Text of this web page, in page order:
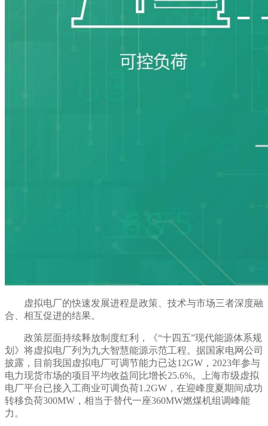
虚拟电厂的快速发展进程是政策、技术与市场三者深度融
合、相互促进的结果。
政策层面持续释放制度红利，《“十四五”现代能源体系规
划》将虚拟电厂列为九大智慧能源示范工程。据国家电网公司
披露，目前我国虚拟电厂可调节能力已达12GW，2023年参与
电力现货市场的项目平均收益同比增长25.6%。上海市级虚拟
电厂平台已接入工商业可调负荷1.2GW，在迎峰度夏期间成功
转移负荷300MW，相当于替代一座360MW燃煤机组调峰能
力。